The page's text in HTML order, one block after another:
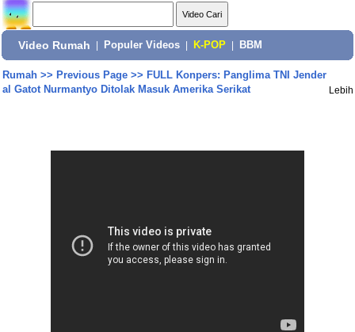
Video Rumah Populer Videos K-POP BBM
Rumah>> Previous Page>> FULL Konpers: Panglima TNI Jender
al Gatot Nurmantyo Ditolak Masuk Amerika Serikat
Lebih